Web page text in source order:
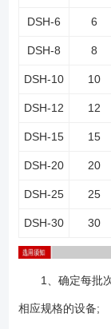
DSH-6 6
DSH-8 8
DSH-10 10
DSH-12 12
DSH-15 15
DSH-20 20
DSH-25 25
DSH-30 30
1、确定每批次
相应规格的设备;